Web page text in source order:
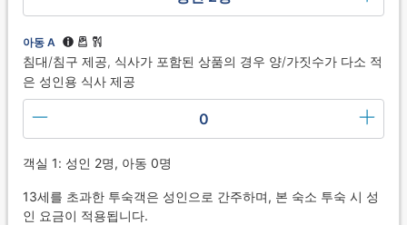
아동 A
침대/침구 제공, 식사가 포함된 상품의 경우 양/가짓수가 다소 적
은 성인용 식사 제공
0
객실 1: 성인 2명, 아동 0명
13세를 초과한 투숙객은 성인으로 간주하며, 본 숙소 투숙 시 성
인 요금이 적용됩니다.